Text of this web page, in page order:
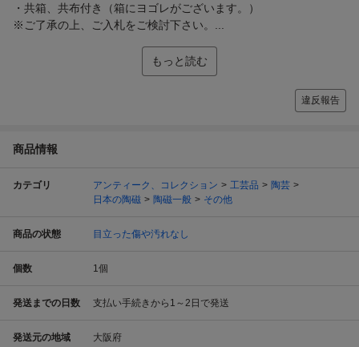
・共箱、共布付き（箱にヨゴレがございます。）
※ご了承の上、ご入札をご検討下さい。...
もっと読む
違反報告
商品情報
カテゴリ アンティーク、コレクション 工芸品
陶芸
日本の陶磁
陶磁一般 その他
商品の状態 目立った傷や汚れなし
個数 1個
発送までの日数 支払い手続きから1～2日で発送
発送元の地域 大阪府